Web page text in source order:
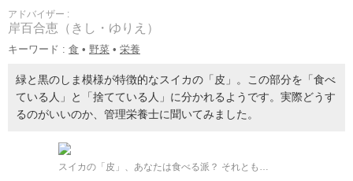
アドバイザー :
岸百合恵（きし・ゆりえ）
キーワード : 食 • 野菜 • 栄養
緑と黒のしま模様が特徴的なスイカの「皮」。この部分を「食べ
ている人」と「捨てている人」に分かれるようです。実際どうす
るのがいいのか、管理栄養士に聞いてみました。
スイカの「皮」、あなたは食べる派？ それとも…